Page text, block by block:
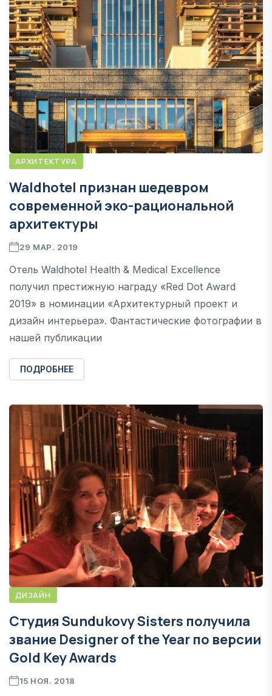
АРХИТЕКТУРА
Waldhotel признан шедевром
современной эко-рациональной
архитектуры
29 МАР. 2019
Отель Waldhotel Health & Medical Excellence
получил престижную награду «Red Dot Award
2019» в номинации «Архитектурный проект и
дизайн интерьера». Фантастические фотографии в
нашей публикации
ПОДРОБНЕЕ
ДИЗАЙН
Студия Sundukovy Sisters получила
звание Designer of the Year по версии
Gold Key Awards
15 НОЯ. 2018